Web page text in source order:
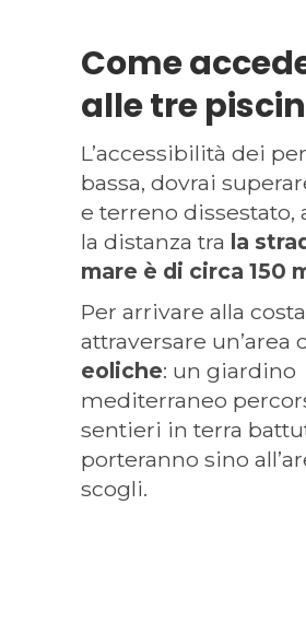
Come
alle tre
L’accessibilità dei
bassa, dovrai
e terreno dissestato,
la distanza tra la
mare è di circa 150
Per arrivare alla
attraversare un’area
eoliche: un giardino
mediterraneo
sentieri in terra
porteranno sino
scogli.